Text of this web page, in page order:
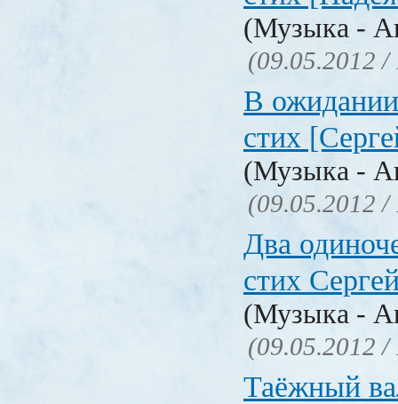
(Музыка -
(09.05.2012 /
В
стих
(Музыка -
(09.05.2012 /
Два
стих
(Музыка -
(09.05.2012 /
Таёжный